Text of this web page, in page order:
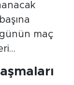
günün maç